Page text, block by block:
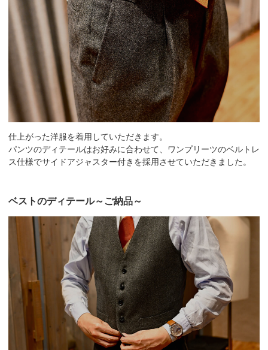
仕上がった洋服を着用していただきます。
パンツのディテールはお好みに合わせて、ワンプリーツのベルトレ
ス仕様でサイドアジャスター付きを採用させていただきました。
ベストのディテール～ご納品～